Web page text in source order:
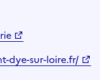
dye-sur-loire.fr/